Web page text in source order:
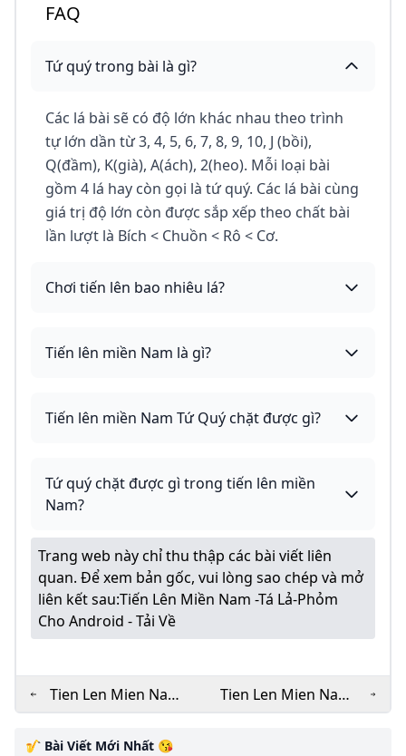
FAQ
Tứ quý trong bài là gì?
Các lá bài sẽ có độ lớn khác nhau theo trình
tự lớn dần từ 3, 4, 5, 6, 7, 8, 9, 10, J (bồi),
Q(đầm), K(già), A(ách), 2(heo). Mỗi loại bài
gồm 4 lá hay còn gọi là tứ quý. Các lá bài cùng
giá trị độ lớn còn được sắp xếp theo chất bài
lần lượt là Bích < Chuồn < Rô < Cơ.
Chơi tiến lên bao nhiêu lá?
Tiến lên miền Nam là gì?
Tiến lên miền Nam Tứ Quý chặt được gì?
Tứ quý chặt được gì trong tiến lên miền
Nam?
Trang web này chỉ thu thập các bài viết liên
quan. Để xem bản gốc, vui lòng sao chép và mở
liên kết sau:Tiến Lên Miền Nam -Tá Lả-Phỏm
Cho Android - Tải Về
Tien Len Mien Nam
Offline APK cho
Android - Tải về
Tien Len Mien Nam -
tlmn APK for
🎷 Bài Viết Mới Nhất 😘